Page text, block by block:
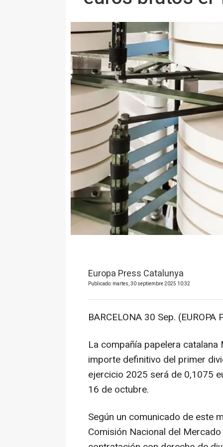
Europa Press Catalunya
Publicado: martes, 30 septiembre 2025 10:32
BARCELONA 30 Sep. (EUROPA
La compañía papelera
importe definitivo del primer
ejercicio 2025 será de 0,1075
16 de octubre.
Según un comunicado de este
Comisión Nacional del